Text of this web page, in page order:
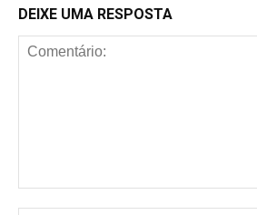
DEIXE UMA RESPOSTA